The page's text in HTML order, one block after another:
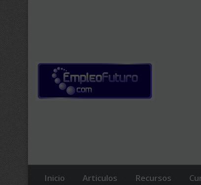
Inicio Articulos Recursos